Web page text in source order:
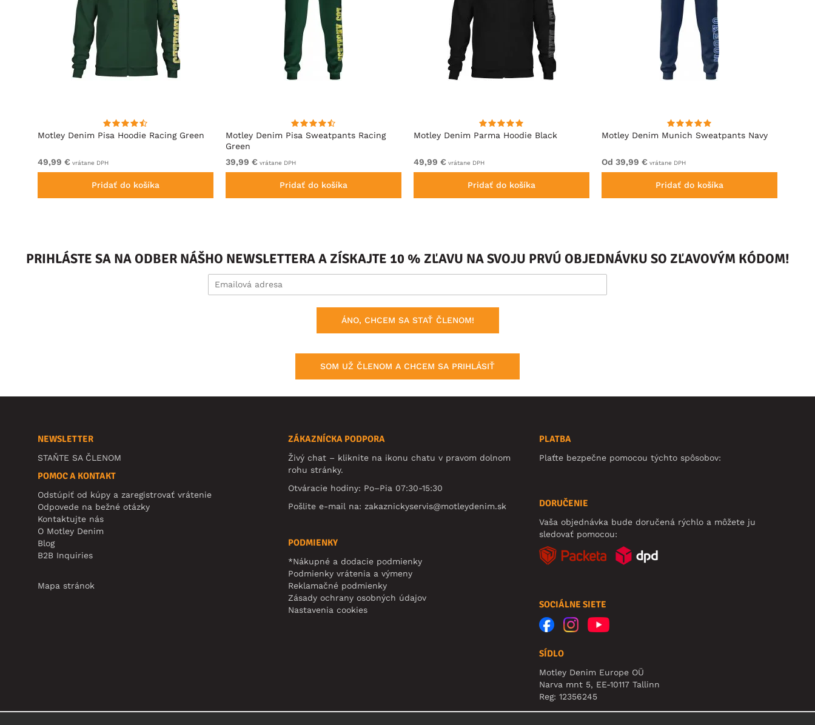
Motley Denim Pisa Hoodie Racing Green
49,99 € vrátane DPH
Pridať do košíka
Motley Denim Pisa Sweatpants Racing
Green
39,99 € vrátane DPH
Pridať do košíka
Motley Denim Parma Hoodie Black
49,99 € vrátane DPH
Pridať do košíka
Motley Denim Munich Sweatpants Navy
Od 39,99 € vrátane DPH
Pridať do košíka
PRIHLÁSTE SA NA ODBER NÁŠHO NEWSLETTERA A ZÍSKAJTE 10 % ZĽAVU NA SVOJU PRVÚ OBJEDNÁVKU SO ZĽAVOVÝM KÓDOM!
ÁNO, CHCEM SA STAŤ ČLENOM!
SOM UŽ ČLENOM A CHCEM SA PRIHLÁSIŤ
NEWSLETTER
STAŇTE SA ČLENOM
POMOC A KONTAKT
Odstúpiť od kúpy a zaregistrovať vrátenie
Odpovede na bežné otázky
Kontaktujte nás
O Motley Denim
Blog
B2B Inquiries
Mapa stránok
ZÁKAZNÍCKA PODPORA
Živý chat – kliknite na ikonu chatu v pravom dolnom
rohu stránky.
Otváracie hodiny: Po–Pia 07:30-15:30
Pošlite e-mail na:zakaznickyservis@motleydenim.sk
PODMIENKY
*Nákupné a dodacie podmienky
Podmienky vrátenia a výmeny
Reklamačné podmienky
Zásady ochrany osobných údajov
Nastavenia cookies
PLATBA
Plaťte bezpečne pomocou týchto spôsobov:
DORUČENIE
Vaša objednávka bude doručená rýchlo a môžete ju
sledovať pomocou:
SOCIÁLNE SIETE
SÍDLO
Motley Denim Europe OÜ
Narva mnt 5, EE-10117 Tallinn
Reg: 12356245
Upozornenie: Na túto adresu **neposielajte vrátený